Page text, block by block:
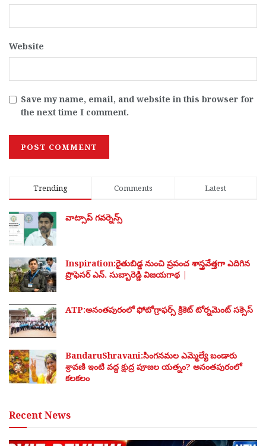
Website
Save my name, email, and website in this browser for
the next time I comment.
Trending Comments Latest
వాట్సాప్ గవర్నెన్స్
Inspiration:రైతుబిడ్డ నుంచి ప్రపంచ శాస్త్రవేత్తగా ఎదిగిన
ప్రొఫెసర్ ఎన్. సుబ్బారెడ్డి విజయగాథ |
ATP:అనంతపురంలో ఫోటోగ్రాఫర్స్ క్రికెట్ టోర్నమెంట్ సక్సెస్
BandaruShravani:సింగనమల ఎమ్మెల్యే బండారు
శ్రావణి ఇంటి వద్ద క్షుద్ర పూజల యత్నం? అనంతపురంలో
కలకలం
Recent News